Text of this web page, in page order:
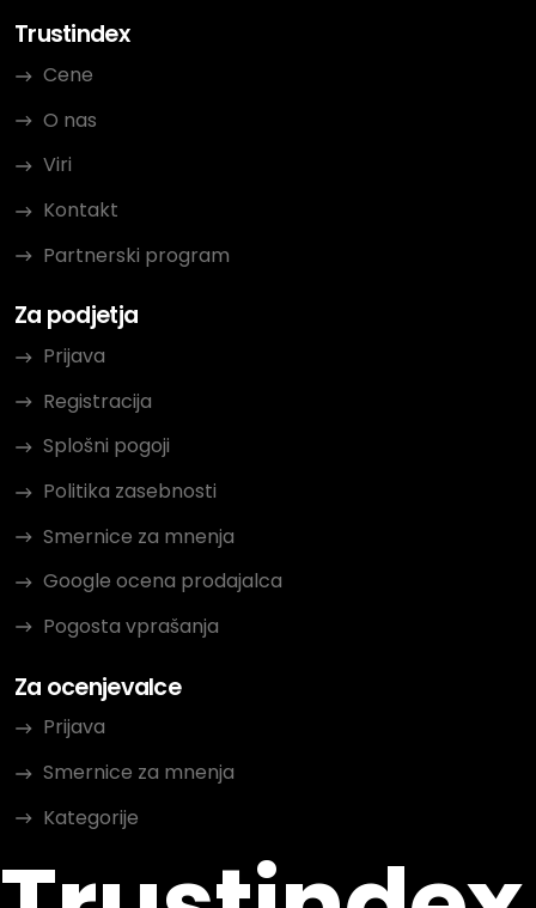
Trustindex
Cene
O nas
Viri
Kontakt
Partnerski program
Za podjetja
Prijava
Registracija
Splošni pogoji
Politika zasebnosti
Smernice za mnenja
Google ocena prodajalca
Pogosta vprašanja
Za ocenjevalce
Prijava
Smernice za mnenja
Kategorije